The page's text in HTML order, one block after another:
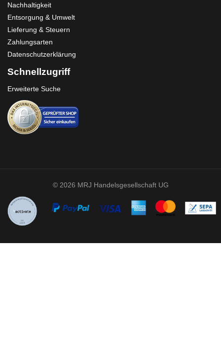
Nachhaltigkeit
Entsorgung & Umwelt
Lieferung & Steuern
Zahlungsarten
Datenschutzerklärung
Schnellzugriff
Erweiterte Suche
© 2026 MRJ Handelsgesellschaft UG